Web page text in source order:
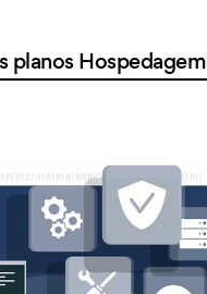
planos Hospedagem